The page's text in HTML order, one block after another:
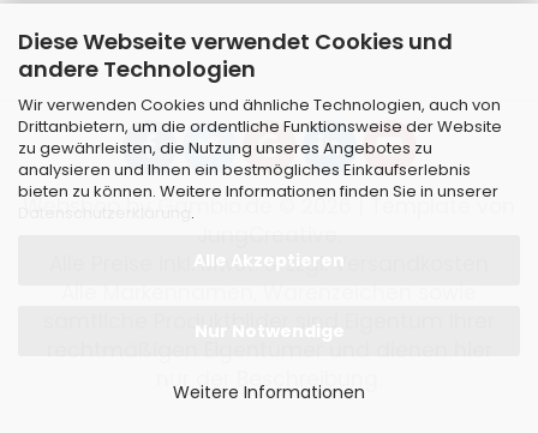
Diese Webseite verwendet Cookies und
andere Technologien
Wir verwenden Cookies und ähnliche Technologien, auch von
Drittanbietern, um die ordentliche Funktionsweise der Website
zu gewährleisten, die Nutzung unseres Angebotes zu
analysieren und Ihnen ein bestmögliches Einkaufserlebnis
bieten zu können. Weitere Informationen finden Sie in unserer
.
Alle Akzeptieren
Nur Notwendige
Weitere Informationen
Webshopby Gambio.de © 2026 | Template von
Alle Preise inkl. MwSt. & zzgl. Versandkosten
sämtliche Produktbilder sind Eigentum Ihrer
nur der Beschreibung.